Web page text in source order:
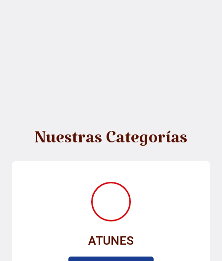
Nuestras Categorías
ATUNES